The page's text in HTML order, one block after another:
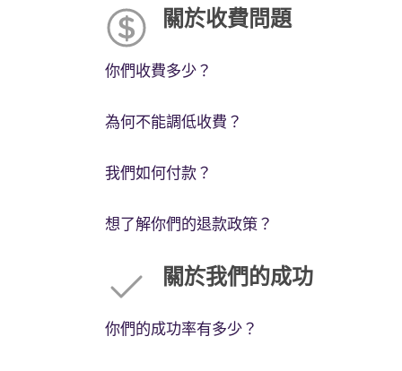
關於收費問題
你們收費多少？
為何不能調低收費？
我們如何付款？
想了解你們的退款政策？
關於我們的成功
你們的成功率有多少？